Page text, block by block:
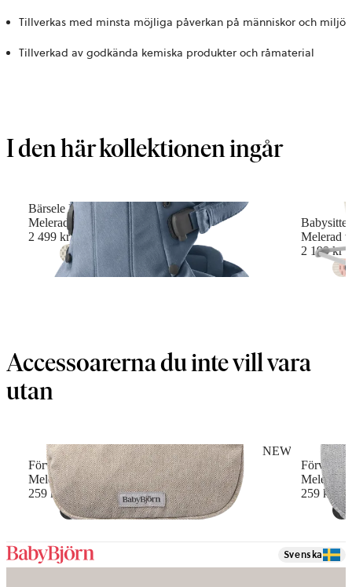
Tillverkas med minsta möjliga påverkan på människor och miljö
Tillverkad av godkända kemiska produkter och råmaterial
I den här kollektionen ingår
Bärsele Harmony
Melerad väv, Blå
2 499 kr
Melerad
2 199 kr
Accessoarerna du inte vill vara
utan
NEW
Förvaringsficka till bärsele
Melerad väv, Ljusbeige
259 kr
Melerad
259 kr
Svenska